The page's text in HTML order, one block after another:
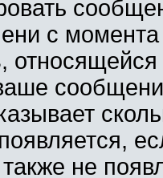
с
,
не